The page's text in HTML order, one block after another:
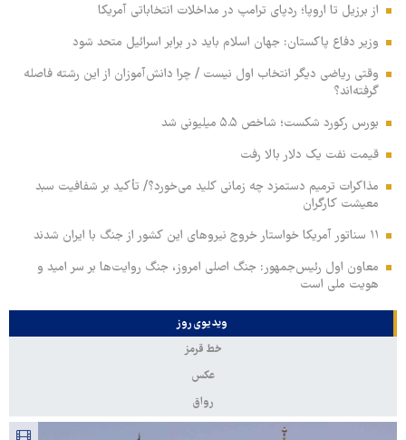
از برزیل تا اروپا؛ ردپای ترامپ در مداخلات انتخاباتی آمریکا
وزیر دفاع پاکستان: جهان اسلام باید در برابر اسرائیل متحد شود
وقتی ریاضی دیگر انتخاب اول نیست / چرا دانش‌آموزان از این رشته فاصله
گرفته‌اند؟
بورس رکورد شکست؛ شاخص ۵.۵ میلیونی شد
قیمت نفت یک دلار بالا رفت
مذاکرات ترمیم دستمزد چه زمانی کلید می‌خورد؟/ تأکید بر شفافیت سبد
معیشت کارگران
۱۱ سناتور آمریکا خواستار خروج نیروهای این کشور از جنگ با ایران شدند
معاون اول رئیس‌جمهور: جنگ اصلی امروز، جنگ روایت‌ها بر سر امید و
هویت ملی است
ویدیوی روز
خط قرمز
عکس
رواق